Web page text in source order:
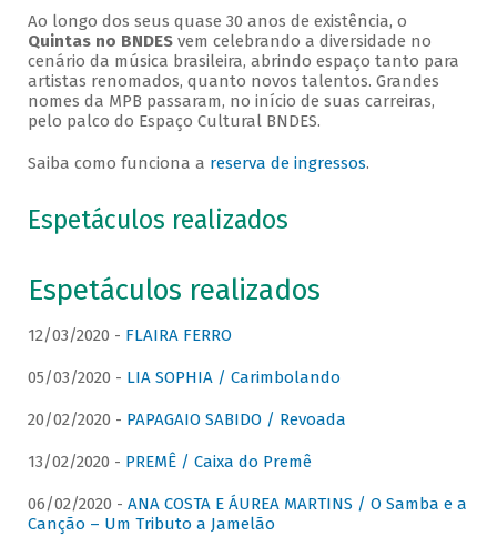
Ao longo dos seus quase 30 anos de existência, o
Quintas no BNDESvem celebrando a diversidade no
cenário da música brasileira, abrindo espaço tanto para
artistas renomados, quanto novos talentos. Grandes
nomes da MPB passaram, no início de suas carreiras,
pelo palco do Espaço Cultural BNDES.
Saiba como funciona a reserva de ingressos.
Espetáculos realizados
Espetáculos realizados
12/03/2020 - FLAIRA FERRO
05/03/2020 - LIA SOPHIA / Carimbolando
20/02/2020 - PAPAGAIO SABIDO / Revoada
13/02/2020 - PREMÊ / Caixa do Premê
06/02/2020 - ANA COSTA E ÁUREA MARTINS / O Samba e a
Canção – Um Tributo a Jamelão